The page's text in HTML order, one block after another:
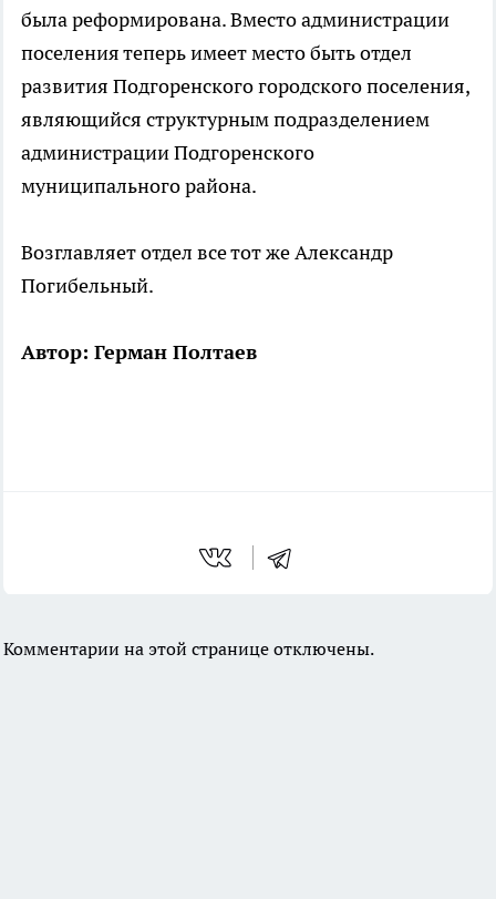
была реформирована. Вместо администрации
поселения теперь имеет место быть отдел
развития Подгоренского городского поселения,
являющийся структурным подразделением
администрации Подгоренского
муниципального района.
Возглавляет отдел все тот же Александр
Погибельный.
Автор: Герман Полтаев
Комментарии на этой странице отключены.